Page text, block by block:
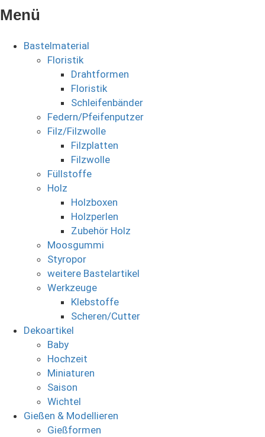
Menü
Bastelmaterial
Floristik
Drahtformen
Floristik
Schleifenbänder
Federn/Pfeifenputzer
Filz/Filzwolle
Filzplatten
Filzwolle
Füllstoffe
Holz
Holzboxen
Holzperlen
Zubehör Holz
Moosgummi
Styropor
weitere Bastelartikel
Werkzeuge
Klebstoffe
Scheren/Cutter
Dekoartikel
Baby
Hochzeit
Miniaturen
Saison
Wichtel
Gießen & Modellieren
Gießformen